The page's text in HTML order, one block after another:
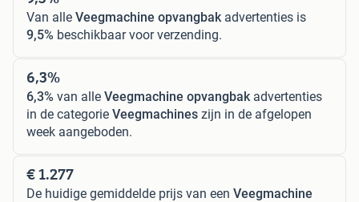
Van alle Veegmachine opvangbakadvertenties is
9,5% beschikbaar voor verzending.
6,3%
6,3% van alle Veegmachine opvangbakadvertenties
in de categorie Veegmachines zijn in de afgelopen
week aangeboden.
€ 1.277
De huidige gemiddelde prijs van een Veegmachine